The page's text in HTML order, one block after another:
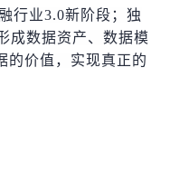
行业3.0新阶段；独
成数据资产、数据模
的价值，实现真正的